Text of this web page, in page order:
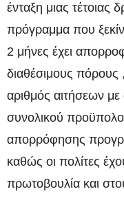
ένταξη μιας τέτοιας
πρόγραμμα που
2 μήνες έχει
διαθέσιμους πόρους
αριθμός αιτήσεων
συνολικού
απορρόφησης
καθώς οι πολίτες
πρωτοβουλία και